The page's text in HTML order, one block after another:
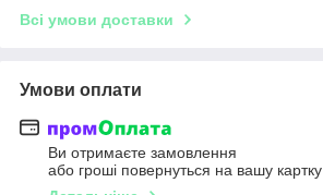
Всі умови доставки
Умови оплати
Ви отримаєте замовлення
або гроші повернуться на вашу картку